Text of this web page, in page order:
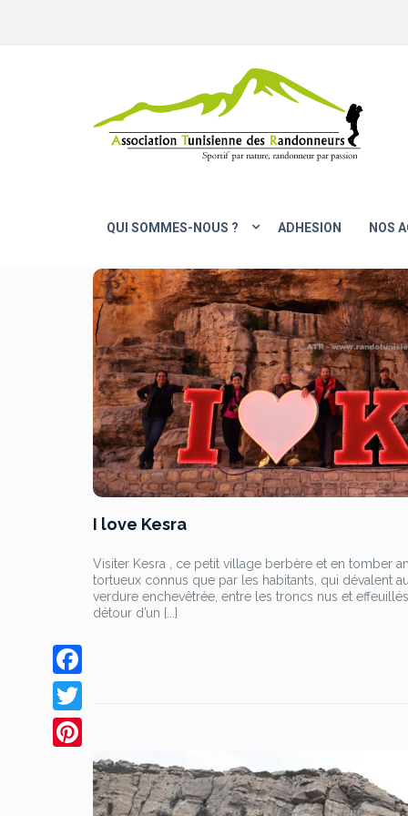
QUI SOMMES-NOUS ? ADHESION NOS
I love Kesra
Visiter Kesra , ce petit village berbère et en tomber
tortueux connus que par les habitants, qui dévalent
verdure enchevêtrée, entre les troncs nus et
détour d’un [...]
F
a
c
T